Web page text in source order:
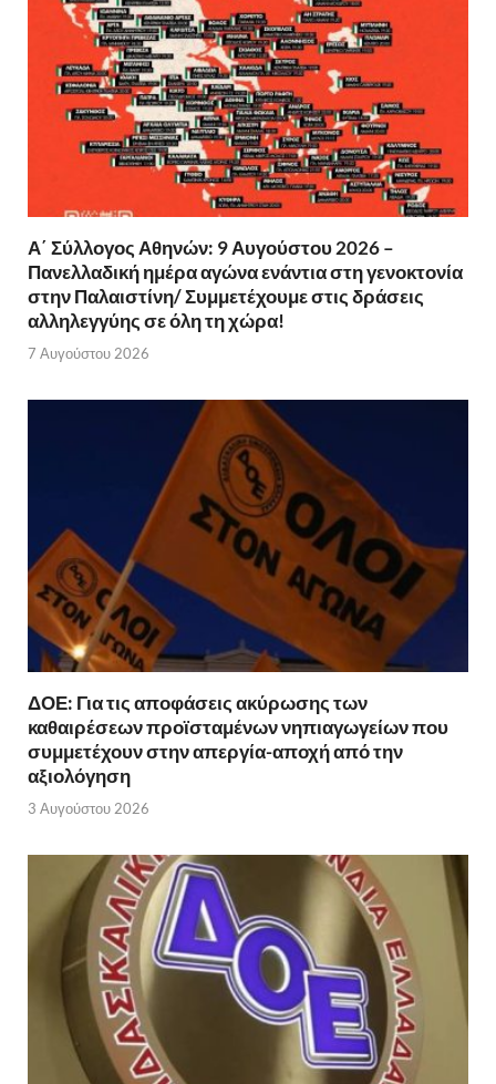
Α΄ Σύλλογος Αθηνών: 9 Αυγούστου 2026 –
Πανελλαδική ημέρα αγώνα ενάντια στη γενοκτονία
στην Παλαιστίνη/ Συμμετέχουμε στις δράσεις
αλληλεγγύης σε όλη τη χώρα!
7 Αυγούστου 2026
ΔΟΕ: Για τις αποφάσεις ακύρωσης των
καθαιρέσεων προϊσταμένων νηπιαγωγείων που
συμμετέχουν στην απεργία-αποχή από την
αξιολόγηση
3 Αυγούστου 2026